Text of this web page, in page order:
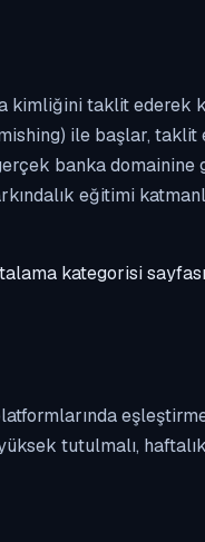
kimliğini taklit ederek
ile başlar,
banka domainine
eğitimi
kategorisi
eşleştirme
tutulmalı,